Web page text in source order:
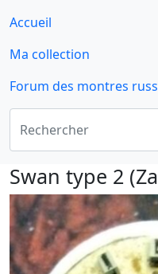
Accueil
Ma collection
Forum des montres
Swan type 2